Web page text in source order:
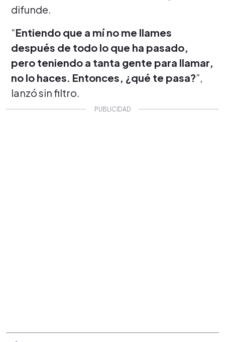
difunde.
“Entiendo que a mí no me llames
después de todo lo que ha pasado,
pero teniendo a tanta gente para llamar,
no lo haces. Entonces, ¿qué te pasa?”,
lanzó sin filtro.